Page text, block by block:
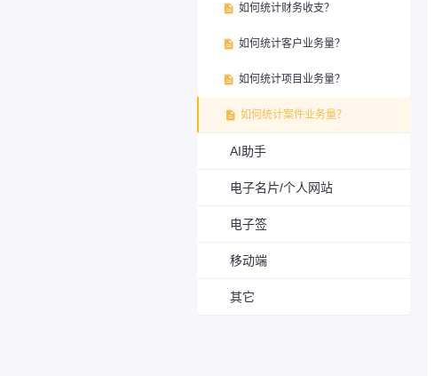
 如何统计财务收支？
 如何统计客户业务量？
 如何统计项目业务量？
 如何统计案件业务量？
AI助手
电子名片/个人网站
电子签
移动端
其它